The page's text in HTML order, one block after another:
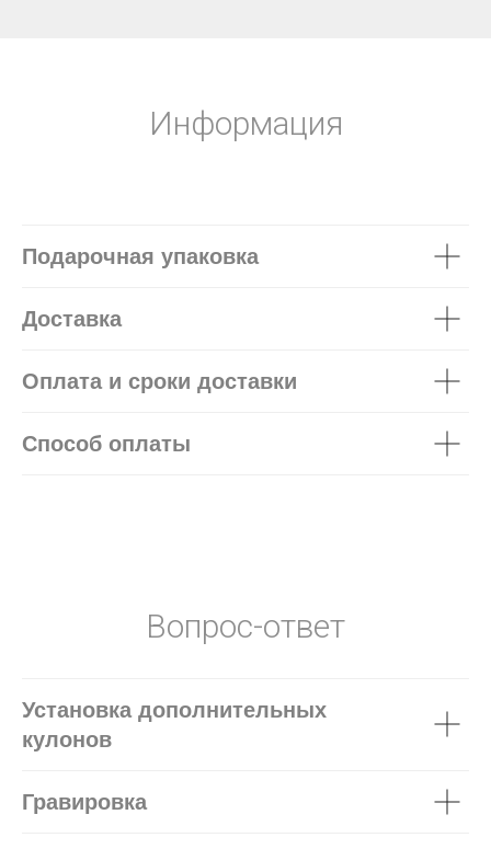
Информация
Подарочная упаковка
Доставка
Оплата и сроки доставки
Способ оплаты
Вопрос-ответ
Установка дополнительных
кулонов
Гравировка